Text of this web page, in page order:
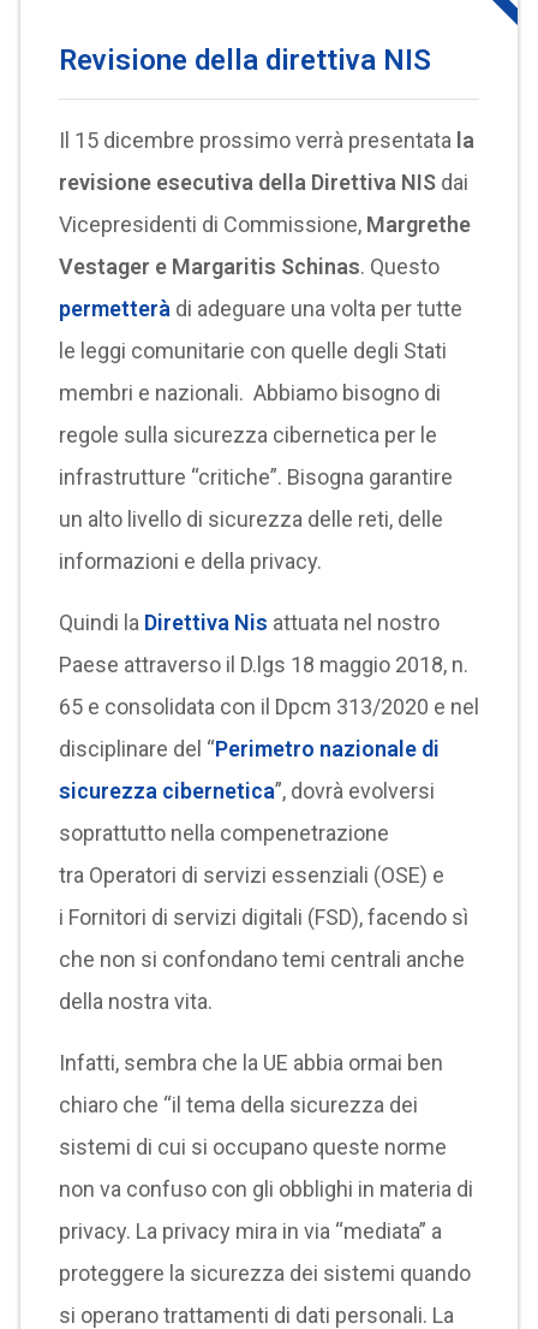
Revisione della direttiva NIS
Il 15 dicembre prossimo verrà presentata la
revisione esecutiva della Direttiva NISdai
Vicepresidenti di Commissione, Margrethe
Vestager e Margaritis Schinas. Questo
permetterà di adeguare una volta per tutte
le leggi comunitarie con quelle degli Stati
membri e nazionali. Abbiamo bisogno di
regole sulla sicurezza cibernetica per le
infrastrutture “critiche”. Bisogna garantire
un alto livello di sicurezza delle reti, delle
informazioni e della privacy.
Quindi la Direttiva Nis attuata nel nostro
Paese attraverso il D.lgs 18 maggio 2018, n.
65 e consolidata con il Dpcm 313/2020 e nel
disciplinare del “Perimetro nazionale di
sicurezza cibernetica”, dovrà evolversi
soprattutto nella compenetrazione
tra Operatori di servizi essenziali (OSE) e
i Fornitori di servizi digitali (FSD), facendo sì
che non si confondano temi centrali anche
della nostra vita.
Infatti, sembra che la UE abbia ormai ben
chiaro che “il tema della sicurezza dei
sistemi di cui si occupano queste norme
non va confuso con gli obblighi in materia di
privacy. La privacy mira in via “mediata” a
proteggere la sicurezza dei sistemi quando
si operano trattamenti di dati personali. La